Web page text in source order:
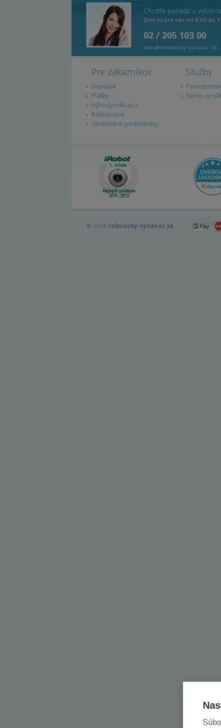
Chcete poradiť s
Sme tu pre vás od 8:00 do
02 / 205 103 00
info@roboticky-vysavac.sk
Pre zákazníkov
Doprava
Platby
Výhody nákupu
Reklamácie
Obchodné podmienky
Služby
Servis
© 2026 roboticky-vysavac.sk